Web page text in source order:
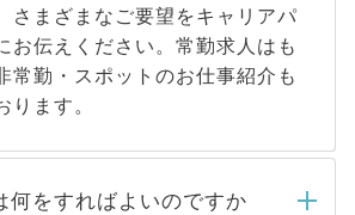
さまざまなご要望をキャリアパ
お伝えください。常勤求人はも
常勤・スポットのお仕事紹介も
ります。
何をすればよいのですか